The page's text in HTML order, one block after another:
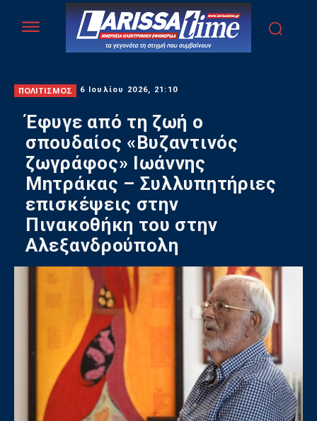
ΠΟΛΙΤΙΣΜΟΣ 6 Ιουλίου 2026, 21:10
Έφυγε από τη ζωή ο
σπουδαίος «Βυζαντινός
ζωγράφος» Ιωάννης
Μητράκας – Συλλυπητήριες
επισκέψεις στην
Πινακοθήκη του στην
Αλεξανδρούπολη